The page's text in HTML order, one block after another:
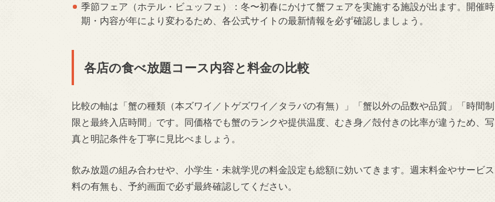
季節フェア（ホテル・ビュッフェ）：冬〜初春にかけて蟹フェアを実施する施設が出ます。開催時
期・内容が年により変わるため、各公式サイトの最新情報を必ず確認しましょう。
各店の食べ放題コース内容と料金の比較
比較の軸は「蟹の種類（本ズワイ／トゲズワイ／タラバの有無）」「蟹以外の品数や品質」「時間制
限と最終入店時間」です。同価格でも蟹のランクや提供温度、むき身／殻付きの比率が違うため、写
真と明記条件を丁寧に見比べましょう。
飲み放題の組み合わせや、小学生・未就学児の料金設定も総額に効いてきます。週末料金やサービス
料の有無も、予約画面で必ず最終確認してください。